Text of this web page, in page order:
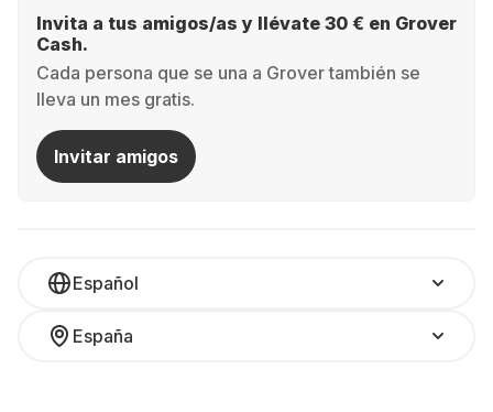
Invita a tus amigos/as y llévate 30 € en Grover
Cash.
Cada persona que se una a Grover también se
lleva un mes gratis.
Invitar amigos
Español
España